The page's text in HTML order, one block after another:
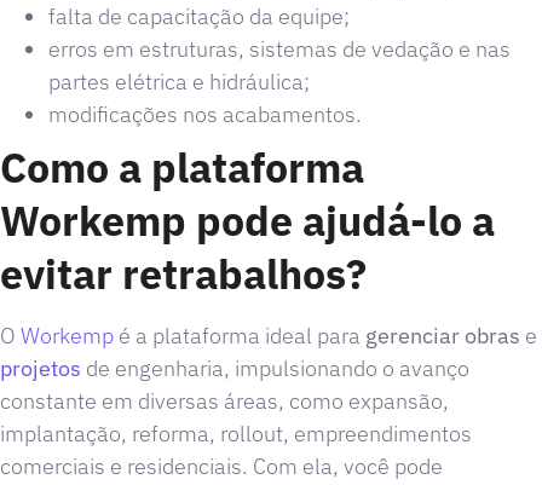
falta de capacitação da equipe;
erros em estruturas, sistemas de vedação e nas
partes elétrica e hidráulica;
modificações nos acabamentos.
Como a plataforma
Workemp pode ajudá-lo a
evitar retrabalhos?
O Workemp é a plataforma ideal para gerenciar obras e
projetos de engenharia, impulsionando o avanço
constante em diversas áreas, como expansão,
implantação, reforma, rollout, empreendimentos
comerciais e residenciais. Com ela, você pode